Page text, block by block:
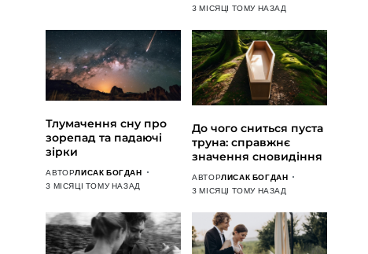
3 МІСЯЦІ ТОМУ НАЗАД
Тлумачення сну про
зорепад та падаючі
зірки
АВТОРЛИСАК БОГДАН
3 МІСЯЦІ ТОМУ НАЗАД
До чого сниться пуста
труна: справжнє
значення сновидіння
АВТОРЛИСАК БОГДАН
3 МІСЯЦІ ТОМУ НАЗАД